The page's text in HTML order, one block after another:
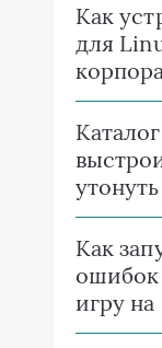
Как
для
Как
ошибок
игру